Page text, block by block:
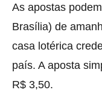
As apostas
Brasília) de
casa lotérica
país. A aposta
R$ 3,50.